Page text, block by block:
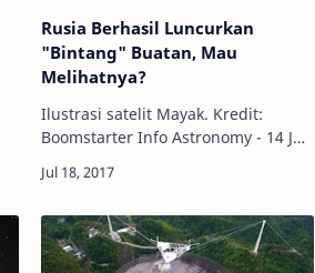
Rusia Berhasil Luncurkan
"Bintang" Buatan, Mau
Melihatnya?
Ilustrasi satelit Mayak. Kredit:
Boomstarter Info Astronomy - 14 Juli
Rusia telah berhasil meluncurkan
ya…